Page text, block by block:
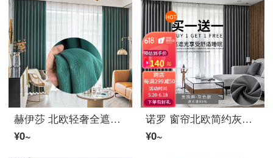
赫伊莎 北欧轻奢全遮光遮阳窗帘轨道挂钩成品遮光ファブリック生地 芊丝锦-深绿色 挂钩款-2.0米宽*2.5米高/1片
¥0~
诺罗 窗帘北欧简约灰色全遮光2022年新款窗帘ファブリック生地挂钩式卧室隔热防晒遮阳 贵族リネン-灰色（下1片发2片） 打孔-宽2高2.7一片(可改高)
¥0~